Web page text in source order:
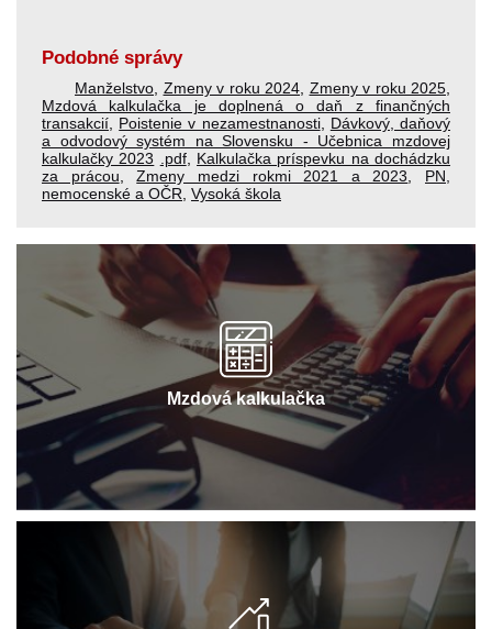
Podobné správy
Manželstvo Zmeny v roku 2024 Zmeny v roku 2025
Mzdová kalkulačka je doplnená o daň z finančných
transakcií
Poistenie v nezamestnanosti, Dávkový, daňový
a odvodový systém na Slovensku - Učebnica mzdovej
kalkulačky 2023
.pdf, Kalkulačka príspevku na dochádzku
za prácou ,Zmeny medzi rokmi 2021 a 2023
PN,
nemocenské a OČR Vysoká škola
Mzdová kalkulačka